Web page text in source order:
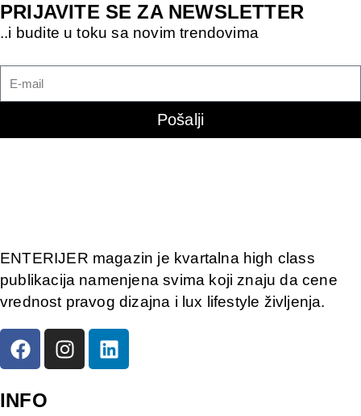
PRIJAVITE SE ZA NEWSLETTER
..i budite u toku sa novim trendovima
Pošalji
ENTERIJER magazin je kvartalna high class
publikacija namenjena svima koji znaju da cene
vrednost pravog dizajna i lux lifestyle življenja.
INFO